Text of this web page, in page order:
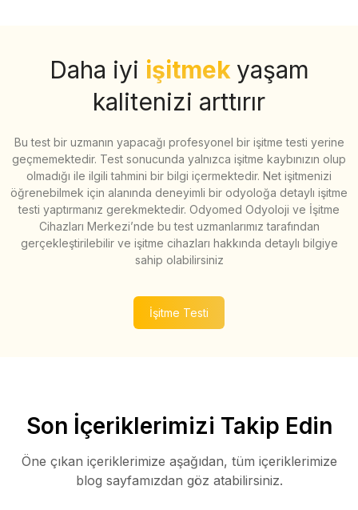
Daha iyi işitmek yaşam
kalitenizi arttırır
Bu test bir uzmanın yapacağı profesyonel bir işitme testi yerine
geçmemektedir. Test sonucunda yalnızca işitme kaybınızın olup
olmadığı ile ilgili tahmini bir bilgi içermektedir. Net işitmenizi
öğrenebilmek için alanında deneyimli bir odyoloğa detaylı işitme
testi yaptırmanız gerekmektedir. Odyomed Odyoloji ve İşitme
Cihazları Merkezi’nde bu test uzmanlarımız tarafından
gerçekleştirilebilir ve işitme cihazları hakkında detaylı bilgiye
sahip olabilirsiniz
İşitme Testi
Son İçeriklerimizi Takip Edin
Öne çıkan içeriklerimize aşağıdan, tüm içeriklerimize
blog sayfamızdan göz atabilirsiniz.